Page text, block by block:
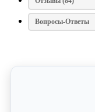
Вопросы-Ответы